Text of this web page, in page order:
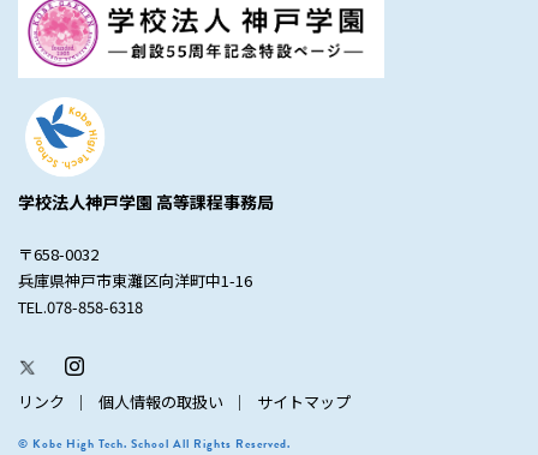
学校法人神戸学園 高等課程事務局
〒658-0032
兵庫県神戸市東灘区向洋町中1-16
TEL.078-858-6318
リンク 個人情報の取扱い サイトマップ
© Kobe High Tech. School All Rights Reserved.